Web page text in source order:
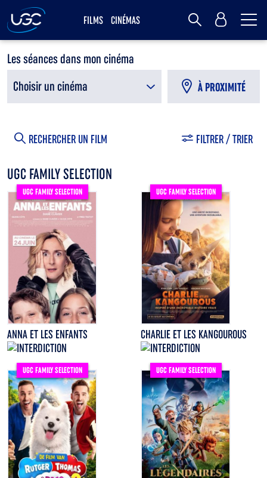
FILMS CINÉMAS MY UGC
Les séances dans mon cinéma
Choisir un cinéma
À PROXIMITÉ
RECHERCHER UN FILM FILTRER / TRIER
UGC FAMILY SELECTION
UGC FAMILY SELECTION
ANNA ET LES ENFANTS
UGC FAMILY SELECTION
CHARLIE ET LES KANGOUROUS
UGC FAMILY SELECTION UGC FAMILY SELECTION